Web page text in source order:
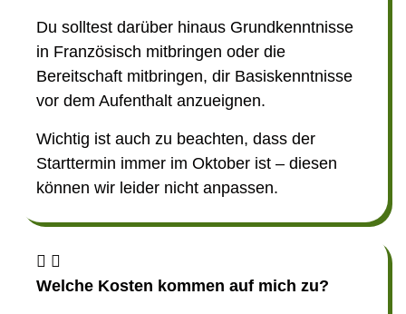
Du solltest darüber hinaus Grundkenntnisse
in Französisch mitbringen oder die
Bereitschaft mitbringen, dir Basiskenntnisse
vor dem Aufenthalt anzueignen.
Wichtig ist auch zu beachten, dass der
Starttermin immer im Oktober ist – diesen
können wir leider nicht anpassen.
Welche Kosten kommen auf mich zu?